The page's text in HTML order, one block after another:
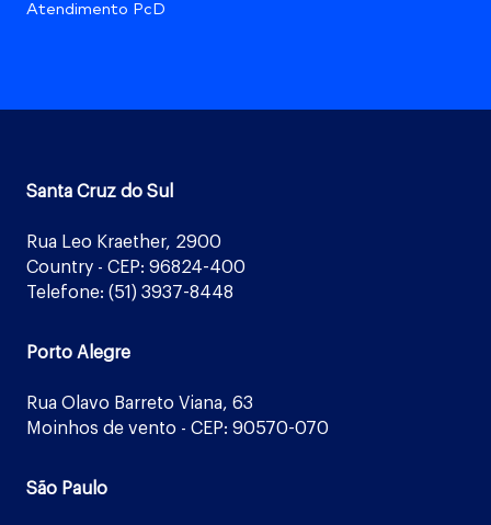
Atendimento PcD
Santa Cruz do Sul
Rua Leo Kraether, 2900
Country - CEP: 96824-400
Telefone: (51) 3937-8448
Porto Alegre
Rua Olavo Barreto Viana, 63
Moinhos de vento - CEP: 90570-070
São Paulo